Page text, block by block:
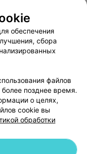
Способы оплаты
103.by
cookie
данных
обеспечения
сбора
файлов
более позднее время.
о целях,
cookie вы
обработки